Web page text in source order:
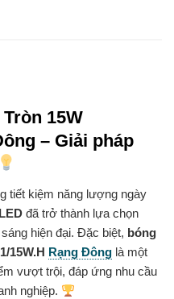
15W
– Giải pháp
tiết kiệm năng lượng ngày
đã trở thành lựa chọn
hiện đại. Đặc biệt, bóng
15W.H Rạng Đông là một
vượt trội, đáp ứng nhu cầu
nghiệp.